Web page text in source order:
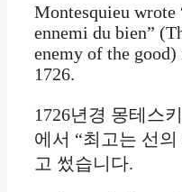
Montesquieu wrote
ennemi du bien”
enemy of the good)
1726.
1726년경 몽테스
에서 “최고는 선
고 썼습니다.